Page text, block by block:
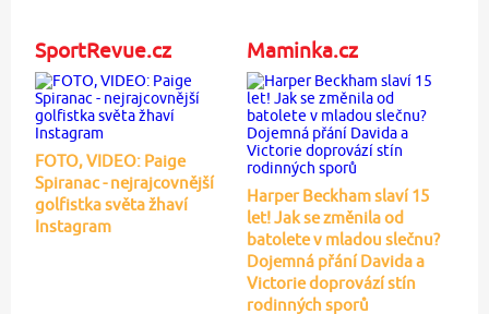
SportRevue.cz
FOTO, VIDEO: Paige
Spiranac - nejrajcovnější
golfistka světa žhaví
Instagram
Maminka.cz
Harper Beckham slaví 15
let! Jak se změnila od
batolete v mladou slečnu?
Dojemná přání Davida a
Victorie doprovází stín
rodinných sporů